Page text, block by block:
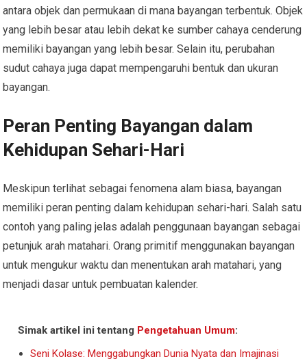
antara objek dan permukaan di mana bayangan terbentuk. Objek
yang lebih besar atau lebih dekat ke sumber cahaya cenderung
memiliki bayangan yang lebih besar. Selain itu, perubahan
sudut cahaya juga dapat mempengaruhi bentuk dan ukuran
bayangan.
Peran Penting Bayangan dalam
Kehidupan Sehari-Hari
Meskipun terlihat sebagai fenomena alam biasa, bayangan
memiliki peran penting dalam kehidupan sehari-hari. Salah satu
contoh yang paling jelas adalah penggunaan bayangan sebagai
petunjuk arah matahari. Orang primitif menggunakan bayangan
untuk mengukur waktu dan menentukan arah matahari, yang
menjadi dasar untuk pembuatan kalender.
Simak artikel ini tentang Pengetahuan Umum:
Seni Kolase: Menggabungkan Dunia Nyata dan Imajinasi